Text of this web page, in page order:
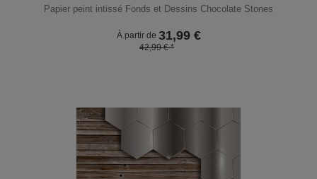
Papier peint intissé Fonds et Dessins Chocolate Stones
À partir de 31,99€
42,99 € *